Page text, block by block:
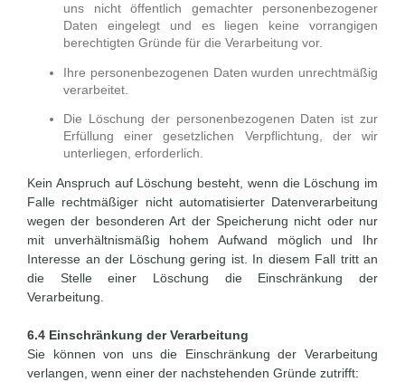
uns nicht öffentlich gemachter personenbezogener
Daten eingelegt und es liegen keine vorrangigen
berechtigten Gründe für die Verarbeitung vor.
Ihre personenbezogenen Daten wurden unrechtmäßig
verarbeitet.
Die Löschung der personenbezogenen Daten ist zur
Erfüllung einer gesetzlichen Verpflichtung, der wir
unterliegen, erforderlich.
Kein Anspruch auf Löschung besteht, wenn die Löschung im
Falle rechtmäßiger nicht automatisierter Datenverarbeitung
wegen der besonderen Art der Speicherung nicht oder nur
mit unverhältnismäßig hohem Aufwand möglich und Ihr
Interesse an der Löschung gering ist. In diesem Fall tritt an
die Stelle einer Löschung die Einschränkung der
Verarbeitung.
6.4 Einschränkung der Verarbeitung
Sie können von uns die Einschränkung der Verarbeitung
verlangen, wenn einer der nachstehenden Gründe zutrifft: